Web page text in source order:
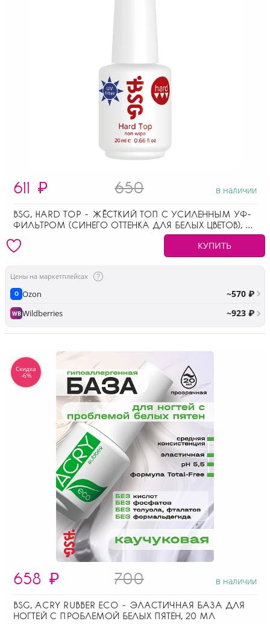
611 ₽ 650 в наличии
BSG, HARD TOP - ЖЁСТКИЙ ТОП С УСИЛЕННЫМ УФ-
ФИЛЬТРОМ (СИНЕГО ОТТЕНКА ДЛЯ БЕЛЫХ ЦВЕТОВ), 20
КУПИТЬ
Цены на маркетплейсах
O Ozon ~570 ₽
WBWildberries ~923 ₽
658 ₽ 700 в наличии
BSG, ACRY RUBBER ECO - ЭЛАСТИЧНАЯ БАЗА ДЛЯ
НОГТЕЙ С ПРОБЛЕМОЙ БЕЛЫХ ПЯТЕН, 20 МЛ
Скидка
-6%